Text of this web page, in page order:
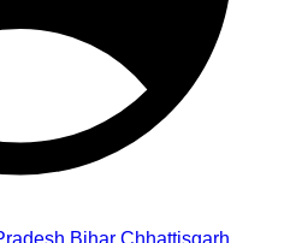
Bihar Chhattisgarh